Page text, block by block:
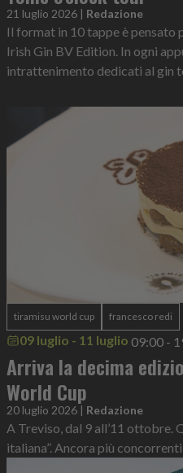
21 luglio 2026 | Redazione
Il format in 10 tappe è pensato
Irish Gin BV Edition. In ogni
intrattenimento dedicati al gin
tiramisu world cup francesco redi
09 luglio - 11 luglio 09:00 -
Arriva la decima
World Cup
20 luglio 2026 | Redazione
A Treviso, dal 9 all’11 ottobre.
italiana”. Ancora più